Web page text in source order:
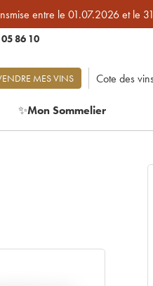
entre le 01.07.2026 et le
86 10
MES VINS Cote des vins
✨Mon Sommelier